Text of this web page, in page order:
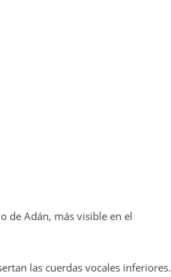
de Adán, más visible en el
las cuerdas vocales inferiores.